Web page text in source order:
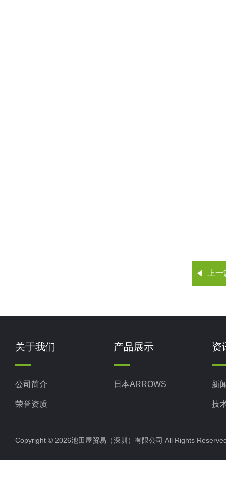
上
关于我们
公司简介
荣誉资质
产品展示
日本ARROWS
资
新
技
Copyright © 2026池田屋贸易（深圳）有限公司 All Rights